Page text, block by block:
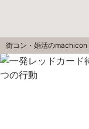
街コン・婚活のmachicon